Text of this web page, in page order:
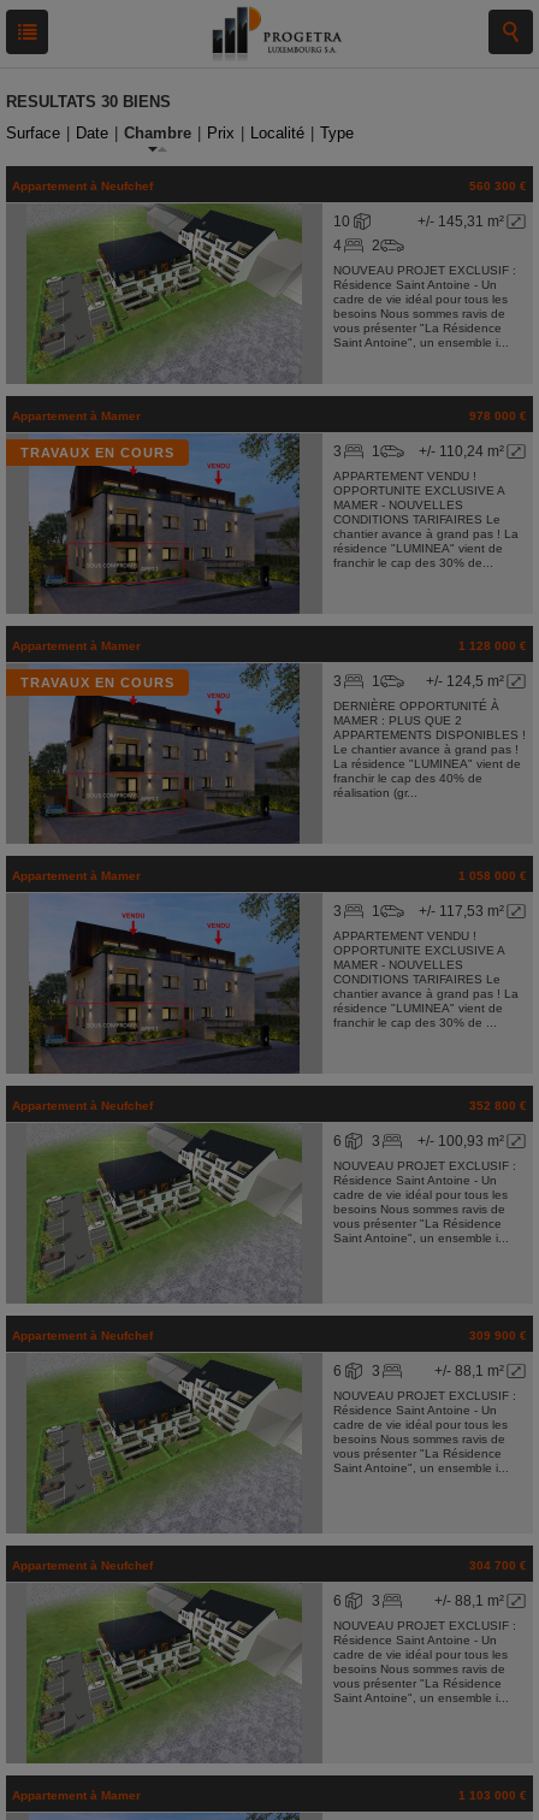
RESULTATS 30 BIENS
Surface
Date Chambre Prix Localité Type
Appartement à Neufchef 560 300 €
+/- 145,31 m²
10
4
2
NOUVEAU PROJET EXCLUSIF :
Résidence Saint Antoine - Un
cadre de vie idéal pour tous les
besoins Nous sommes ravis de
vous présenter "La Résidence
Saint Antoine", un ensemble i...
Appartement à Mamer 978 000 €
TRAVAUX EN COURS +/- 110,24 m²
3 1
APPARTEMENT VENDU !
OPPORTUNITE EXCLUSIVE A
MAMER - NOUVELLES
CONDITIONS TARIFAIRES Le
chantier avance à grand pas ! La
résidence "LUMINEA" vient de
franchir le cap des 30% de...
Appartement à Mamer 1 128 000 €
TRAVAUX EN COURS +/- 124,5 m²
3 1
DERNIÈRE OPPORTUNITÉ À
MAMER : PLUS QUE 2
APPARTEMENTS DISPONIBLES !
Le chantier avance à grand pas !
La résidence "LUMINEA" vient de
franchir le cap des 40% de
réalisation (gr...
Appartement à Mamer 1 058 000 €
+/- 117,53 m²
3 1
APPARTEMENT VENDU !
OPPORTUNITE EXCLUSIVE A
MAMER - NOUVELLES
CONDITIONS TARIFAIRES Le
chantier avance à grand pas ! La
résidence "LUMINEA" vient de
franchir le cap des 30% de ...
Appartement à Neufchef 352 800 €
+/- 100,93 m²
6 3
NOUVEAU PROJET EXCLUSIF :
Résidence Saint Antoine - Un
cadre de vie idéal pour tous les
besoins Nous sommes ravis de
vous présenter "La Résidence
Saint Antoine", un ensemble i...
Appartement à Neufchef 309 900 €
+/- 88,1 m²
6 3
NOUVEAU PROJET EXCLUSIF :
Résidence Saint Antoine - Un
cadre de vie idéal pour tous les
besoins Nous sommes ravis de
vous présenter "La Résidence
Saint Antoine", un ensemble i...
Appartement à Neufchef 304 700 €
+/- 88,1 m²
6 3
NOUVEAU PROJET EXCLUSIF :
Résidence Saint Antoine - Un
cadre de vie idéal pour tous les
besoins Nous sommes ravis de
vous présenter "La Résidence
Saint Antoine", un ensemble i...
Appartement à Mamer 1 103 000 €